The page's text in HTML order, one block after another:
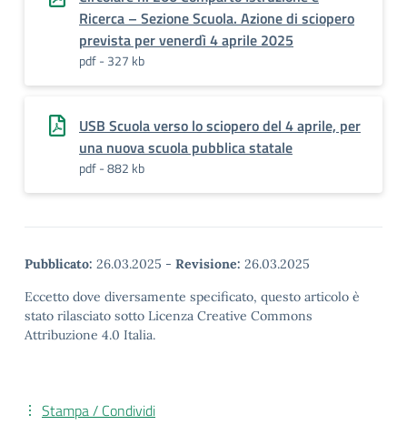
Ricerca – Sezione Scuola. Azione di sciopero
prevista per venerdì 4 aprile 2025
pdf - 327 kb
USB Scuola verso lo sciopero del 4 aprile, per
una nuova scuola pubblica statale
pdf - 882 kb
Pubblicato: 26.03.2025 - Revisione: 26.03.2025
Eccetto dove diversamente specificato, questo articolo è
stato rilasciato sotto Licenza Creative Commons
Attribuzione 4.0 Italia.
Stampa / Condividi